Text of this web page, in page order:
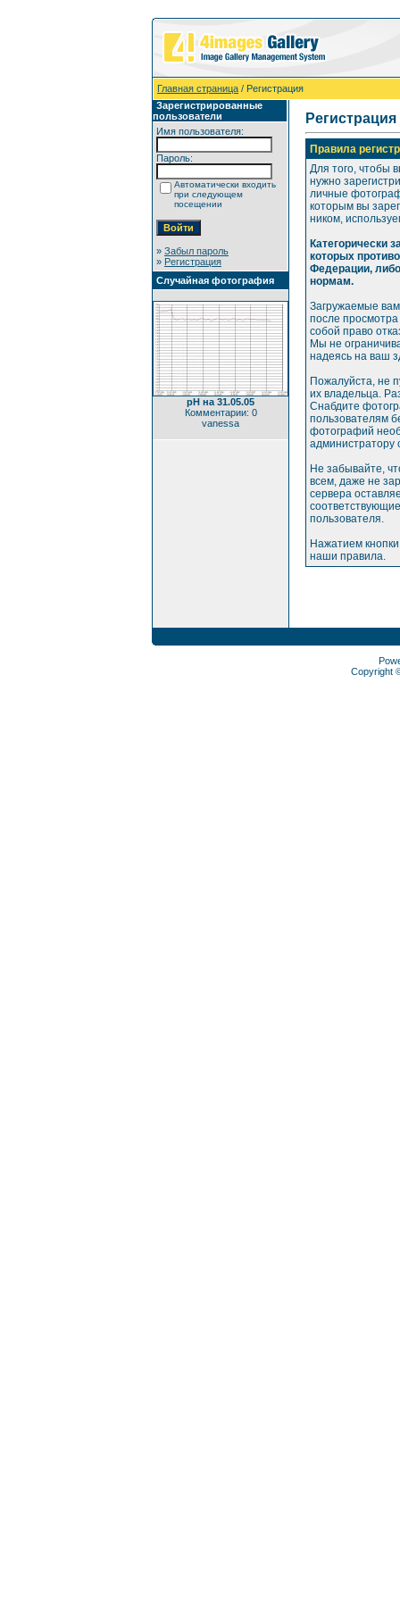
Главная страница / Регистрация
Зарегистрированные
пользователи
Имя пользователя:
Пароль:
Автоматически входить
при следующем
посещении
» Забыл пароль
» Регистрация
Случайная фотография
pH на 31.05.05
Комментарии: 0
vanessa
Регистрация
Правила
Для того, чтобы
нужно
личные
которым вы
ником,
Категорически
которых
Федерации,
нормам.
Загружаемые
после
собой право
Мы не
надеясь на ваш
Пожалуйста, не
их владельца.
Снабдите
пользователям
фотографий
администратору
Не забывайте,
всем, даже не
сервера
пользователя.
Нажатием
наши правила.
Copyright